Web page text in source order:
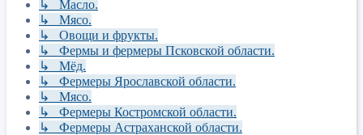
↳ Масло.
↳ Мясо.
↳ Овощи и фрукты.
↳ Фермы и фермеры Псковской области.
↳ Мёд.
↳ Фермеры Ярославской области.
↳ Мясо.
↳ Фермеры Костромской области.
↳ Фермеры Астраханской области.